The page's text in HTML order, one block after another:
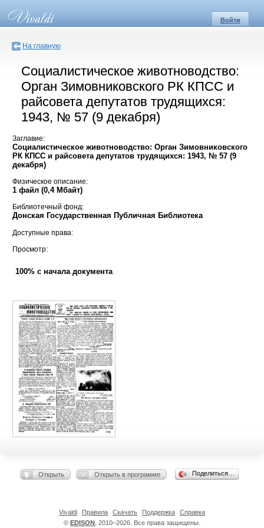
Войти
На главную
Социалистическое животноводство:
Орган Зимовниковского РК КПСС и
райсовета депутатов трудящихся:
1943, № 57 (9 декабря)
Заглавие:
Социалистическое животноводство: Орган Зимовниковского
РК КПСС и райсовета депутатов трудящихся: 1943, № 57 (9
декабря)
Физическое описание:
1 файл (0,4 Мбайт)
Библиотечный фонд:
Донская Государственная Публичная Библиотека
Доступные права:
Просмотр:
100% с начала документа
Открыть Открыть в программе Поделиться…
© EDISON , 2010–2026. Все права защищены.
Vivaldi Правила Скачать Поддержка Справка